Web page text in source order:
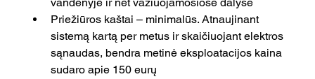
Priežiūros kaštai – minimalūs. Atnaujinant
sistemą kartą per metus ir skaičiuojant elektros
sąnaudas, bendra metinė eksploatacijos kaina
sudaro apie 150 eurų